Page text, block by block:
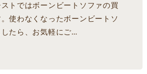
トではボーンビートソファの買
使わなくなったボーンビートソ
たら、お気軽にご…